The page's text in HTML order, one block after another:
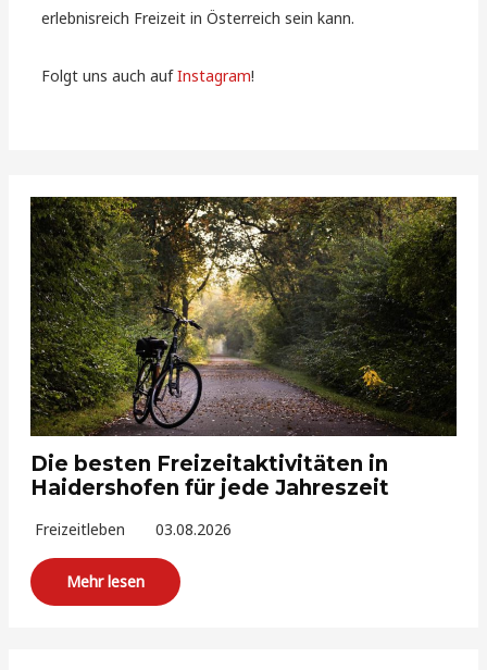
erlebnisreich Freizeit in Österreich sein kann.
Folgt uns auch aufInstagram!
Die besten Freizeitaktivitäten in
Haidershofen für jede Jahreszeit
Freizeitleben 03.08.2026
Mehr lesen